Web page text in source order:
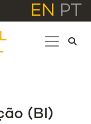
EN PT
(BI)